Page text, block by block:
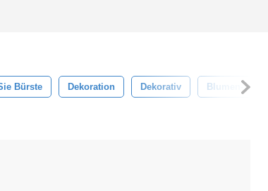
Bürste Dekoration Dekorativ Blumen-